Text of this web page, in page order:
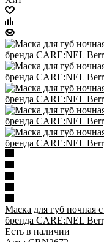
Маска для губ ночная
бренда CARE:NEL
Есть в наличии